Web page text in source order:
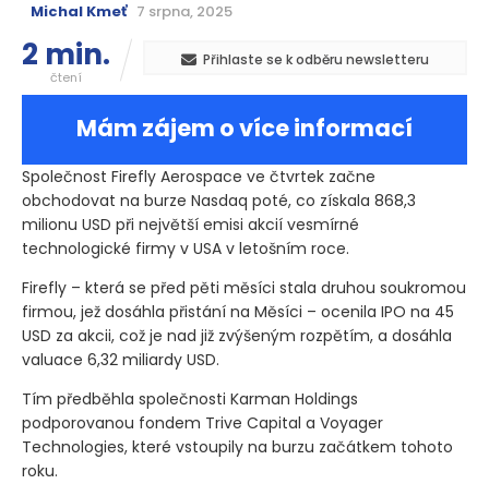
Michal Kmeť 7 srpna, 2025
2 min.
čtení
Přihlaste se k odběru newsletteru
Mám zájem o více informací
Společnost Firefly Aerospace ve čtvrtek začne
obchodovat na burze Nasdaq poté, co získala 868,3
milionu USD při největší emisi akcií vesmírné
technologické firmy v USA v letošním roce.
Firefly – která se před pěti měsíci stala druhou soukromou
firmou, jež dosáhla přistání na Měsíci – ocenila IPO na 45
USD za akcii, což je nad již zvýšeným rozpětím, a dosáhla
valuace 6,32 miliardy USD.
Tím předběhla společnosti Karman Holdings
podporovanou fondem Trive Capital a Voyager
Technologies, které vstoupily na burzu začátkem tohoto
roku.